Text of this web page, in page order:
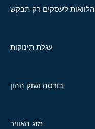
הלוואות לעסקים רק תבקש
עגלת תינוקות
בורסה ושוק ההון
מזג האוויר